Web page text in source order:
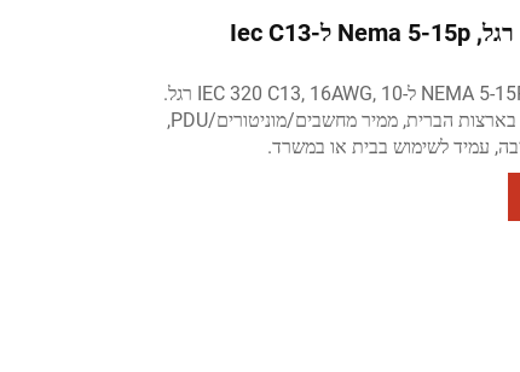
כבל חשמל אמריקאי NEMA 5-15P ל-IEC 320 C13, 16AWG, 10 רגל.
מתאים לחיבורי חשמל בארצות הברית, ממיר מחשבים/מוניטורים/PDU,